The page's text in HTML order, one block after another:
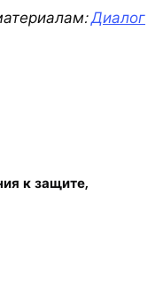
Диалог
к защите,